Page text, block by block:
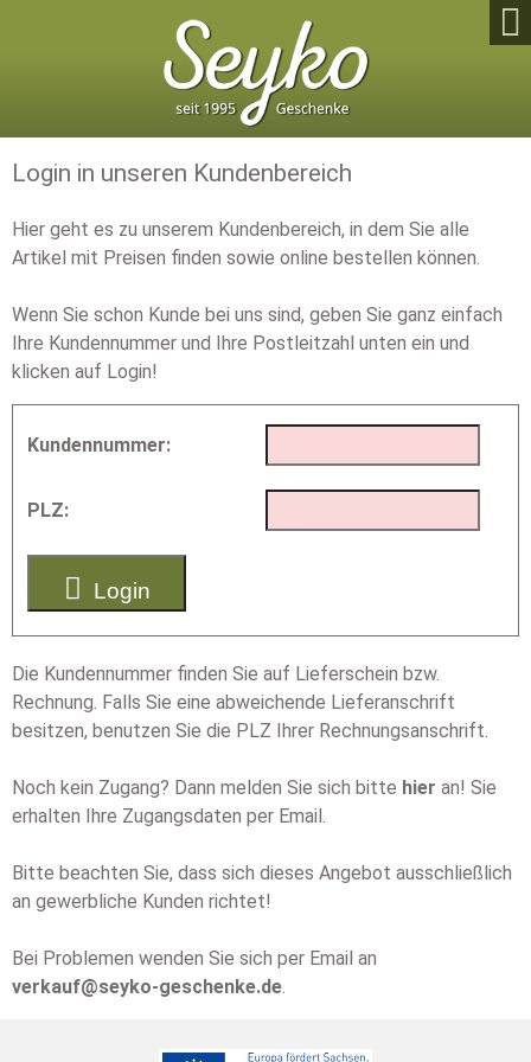

Login in unseren Kundenbereich
Hier geht es zu unserem Kundenbereich, in dem Sie alle
Artikel mit Preisen finden sowie online bestellen können.
Wenn Sie schon Kunde bei uns sind, geben Sie ganz einfach
Ihre Kundennummer und Ihre Postleitzahl unten ein und
klicken auf Login!
Kundennummer:
PLZ:
 Login
Die Kundennummer finden Sie auf Lieferschein bzw.
Rechnung. Falls Sie eine abweichende Lieferanschrift
besitzen, benutzen Sie die PLZ Ihrer Rechnungsanschrift.
Noch kein Zugang? Dann melden Sie sich bitte hier an! Sie
erhalten Ihre Zugangsdaten per Email.
Bitte beachten Sie, dass sich dieses Angebot ausschließlich
an gewerbliche Kunden richtet!
Bei Problemen wenden Sie sich per Email an
verkauf@seyko-geschenke.de.